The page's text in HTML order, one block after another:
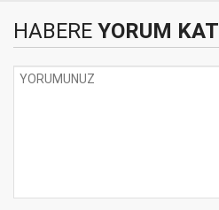
HABERE YORUM KAT